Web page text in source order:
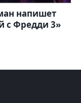
напишет
с Фредди 3»